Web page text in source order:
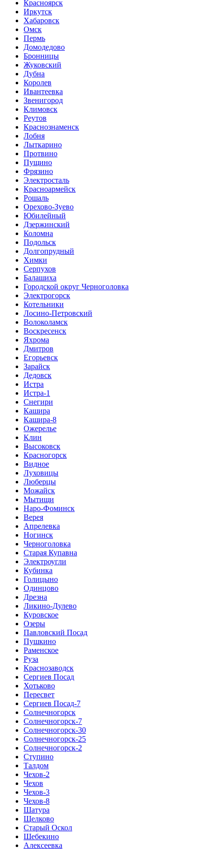
Красноярск
Иркутск
Хабаровск
Омск
Пермь
Домодедово
Бронницы
Жуковский
Дубна
Королев
Ивантеевка
Звенигород
Климовск
Реутов
Краснознаменск
Лобня
Лыткарино
Протвино
Пущино
Фрязино
Электросталь
Красноармейск
Рошаль
Орехово-Зуево
Юбилейный
Дзержинский
Коломна
Подольск
Долгопрудный
Химки
Серпухов
Балашиха
Городской округ Черноголовка
Электрогорск
Котельники
Лосино-Петровский
Волоколамск
Воскресенск
Яхрома
Дмитров
Егорьевск
Зарайск
Дедовск
Истра
Истра-1
Снегири
Кашира
Кашира-8
Ожерелье
Клин
Высоковск
Красногорск
Видное
Луховицы
Люберцы
Можайск
Мытищи
Наро-Фоминск
Верея
Апрелевка
Ногинск
Черноголовка
Старая Купавна
Электроугли
Кубинка
Голицыно
Одинцово
Дрезна
Ликино-Дулево
Куровское
Озеры
Павловский Посад
Пушкино
Раменское
Руза
Краснозаводск
Сергиев Посад
Хотьково
Пересвет
Сергиев Посад-7
Солнечногорск
Солнечногорск-7
Солнечногорск-30
Солнечногорск-25
Солнечногорск-2
Ступино
Талдом
Чехов-2
Чехов
Чехов-3
Чехов-8
Шатура
Щелково
Старый Оскол
Шебекино
Алексеевка